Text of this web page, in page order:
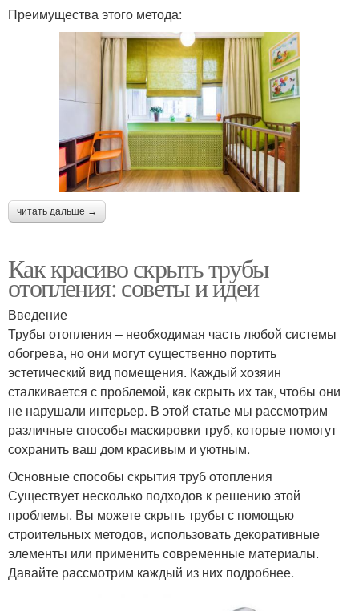
Преимущества этого метода:
читать дальше →
Как красиво скрыть трубы
отопления: советы и идеи
Введение
Трубы отопления – необходимая часть любой системы
обогрева, но они могут существенно портить
эстетический вид помещения. Каждый хозяин
сталкивается с проблемой, как скрыть их так, чтобы они
не нарушали интерьер. В этой статье мы рассмотрим
различные способы маскировки труб, которые помогут
сохранить ваш дом красивым и уютным.
Основные способы скрытия труб отопления
Существует несколько подходов к решению этой
проблемы. Вы можете скрыть трубы с помощью
строительных методов, использовать декоративные
элементы или применить современные материалы.
Давайте рассмотрим каждый из них подробнее.